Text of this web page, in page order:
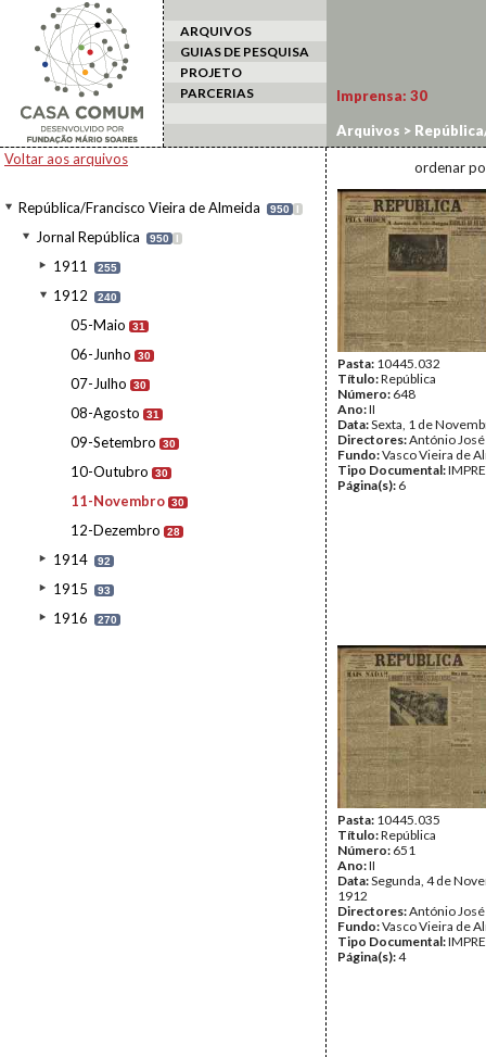
ARQUIVOS
GUIAS DE PESQUISA
PROJETO
PARCERIAS
Voltar aos arquivos
República/Francisco Vieira de Almeida 950 I
Jornal República 950 I
1911 255
1912 240
05-Maio 31
06-Junho 30
07-Julho 30
08-Agosto 31
09-Setembro 30
10-Outubro 30
11-Novembro 30
12-Dezembro 28
1914 92
1915 93
1916 270
Imprensa: 30
Arquivos >
ordenar
Pasta: 10445.032
Título:República
Número: 648
Ano:II
Data:Sexta, 1 de
Directores:António
Fundo:Vasco Vieira de
Tipo Documental:
Página(s): 6
Pasta: 10445.035
Título:República
Número: 651
Ano:II
Data:Segunda, 4 de
1912
Directores:António
Fundo:Vasco Vieira de
Tipo Documental:
Página(s):4